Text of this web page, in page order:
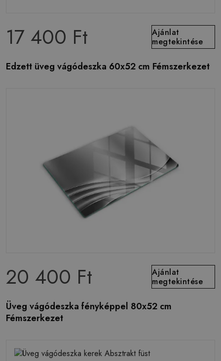
17 400 Ft
Ajánlat
megtekintése
Edzett üveg vágódeszka 60x52 cm Fémszerkezet
20 400 Ft
Ajánlat
megtekintése
Üveg vágódeszka fényképpel 80x52 cm
Fémszerkezet